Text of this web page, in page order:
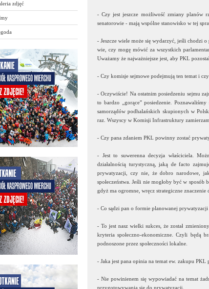
zdjęć
- Czy jest jeszcze możliwość zmiany planów
senatorowie - mają wspólne stanowisko w tej
- Jeszcze wiele może się wydarzyć, jeśli chodzi
wie, czy mogę mówić za wszystkich
Uważamy że najważniejsze jest, aby PKL
- Czy komisje sejmowe podejmują ten temat i
- Oczywiście! Na ostatnim posiedzeniu sejmu
to bardzo „gorące” posiedzenie.
samorządów podhalańskich skupionych w
raz. Wszyscy w Komisji Infrastruktury
- Czy pana zdaniem PKL powinny zostać
- Jest to suwerenna decyzja właściciela.
działalnością turystyczną, jaką de facto
prywatyzacji, czy nie, że dobro narodowe,
społeczeństwa. Jeśli nie mogłoby być w
gdyż ma ogromne, wręcz strategiczne
- Co sądzi pan o formie planowanej prywatyzacji
- To jest nasz wielki sukces, że został
kryteria społeczno-ekonomiczne. Czyli będą
podnoszone przez społeczności lokalne.
- Jaka jest pana opinia na temat ew. zakupu
- Nie powinienem się wypowiadać na temat
przygotowywania się do prywatyzacji.